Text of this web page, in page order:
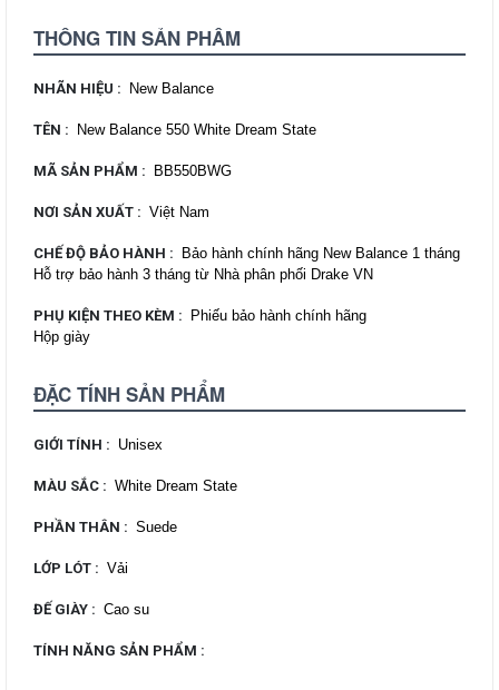
THÔNG TIN SẢN PHẨM
NHÃN HIỆU : New Balance
TÊN : New Balance 550 White Dream State
MÃ SẢN PHẨM : BB550BWG
NƠI SẢN XUẤT : Việt Nam
CHẾ ĐỘ BẢO HÀNH :
Bảo hành chính hãng New Balance 1 tháng
Hỗ trợ bảo hành 3 tháng từ Nhà phân phối Drake VN
PHỤ KIỆN THEO KÈM :
Phiếu bảo hành chính hãng
Hộp giày
ĐẶC TÍNH SẢN PHẨM
GIỚI TÍNH : Unisex
MÀU SẮC : White Dream State
PHẦN THÂN : Suede
LỚP LÓT : Vải
ĐẾ GIÀY : Cao su
TÍNH NĂNG SẢN PHẨM :